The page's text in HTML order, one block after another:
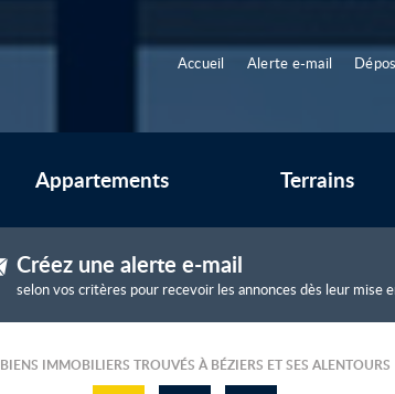
Accueil Alerte e-mail
Appartements Terrains
Créez une alerte e-mail
selon vos critères pour recevoir les annonces dès leur mise
BIENS IMMOBILIERS TROUVÉS À BÉZIERS ET SES ALENTOURS